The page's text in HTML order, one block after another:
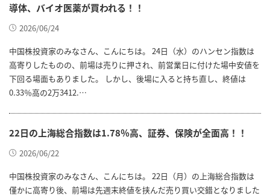
導体、バイオ医薬が買われる！！
2026/06/24
中国株投資家のみなさん、こんにちは。 24日（水）のハンセン指数は
高寄りしたものの、前場は売りに押され、前営業日に付けた場中安値を
下回る場面もありました。 しかし、後場に入ると持ち直し、終値は
0.33％高の2万3412.…
22日の上海総合指数は1.78％高、証券、保険が全面高！！
2026/06/22
中国株投資家のみなさん、こんにちは。 22日（月）の上海総合指数は
僅かに高寄り後、前場は先週末終値を挟んだ売り買い交錯となりました